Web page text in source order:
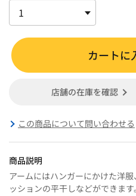
カートに
店舗の在庫を確認
この商品について問い合わせる
商品説明
アームにはハンガーにかけた洋
ッションの平干しなどができます。